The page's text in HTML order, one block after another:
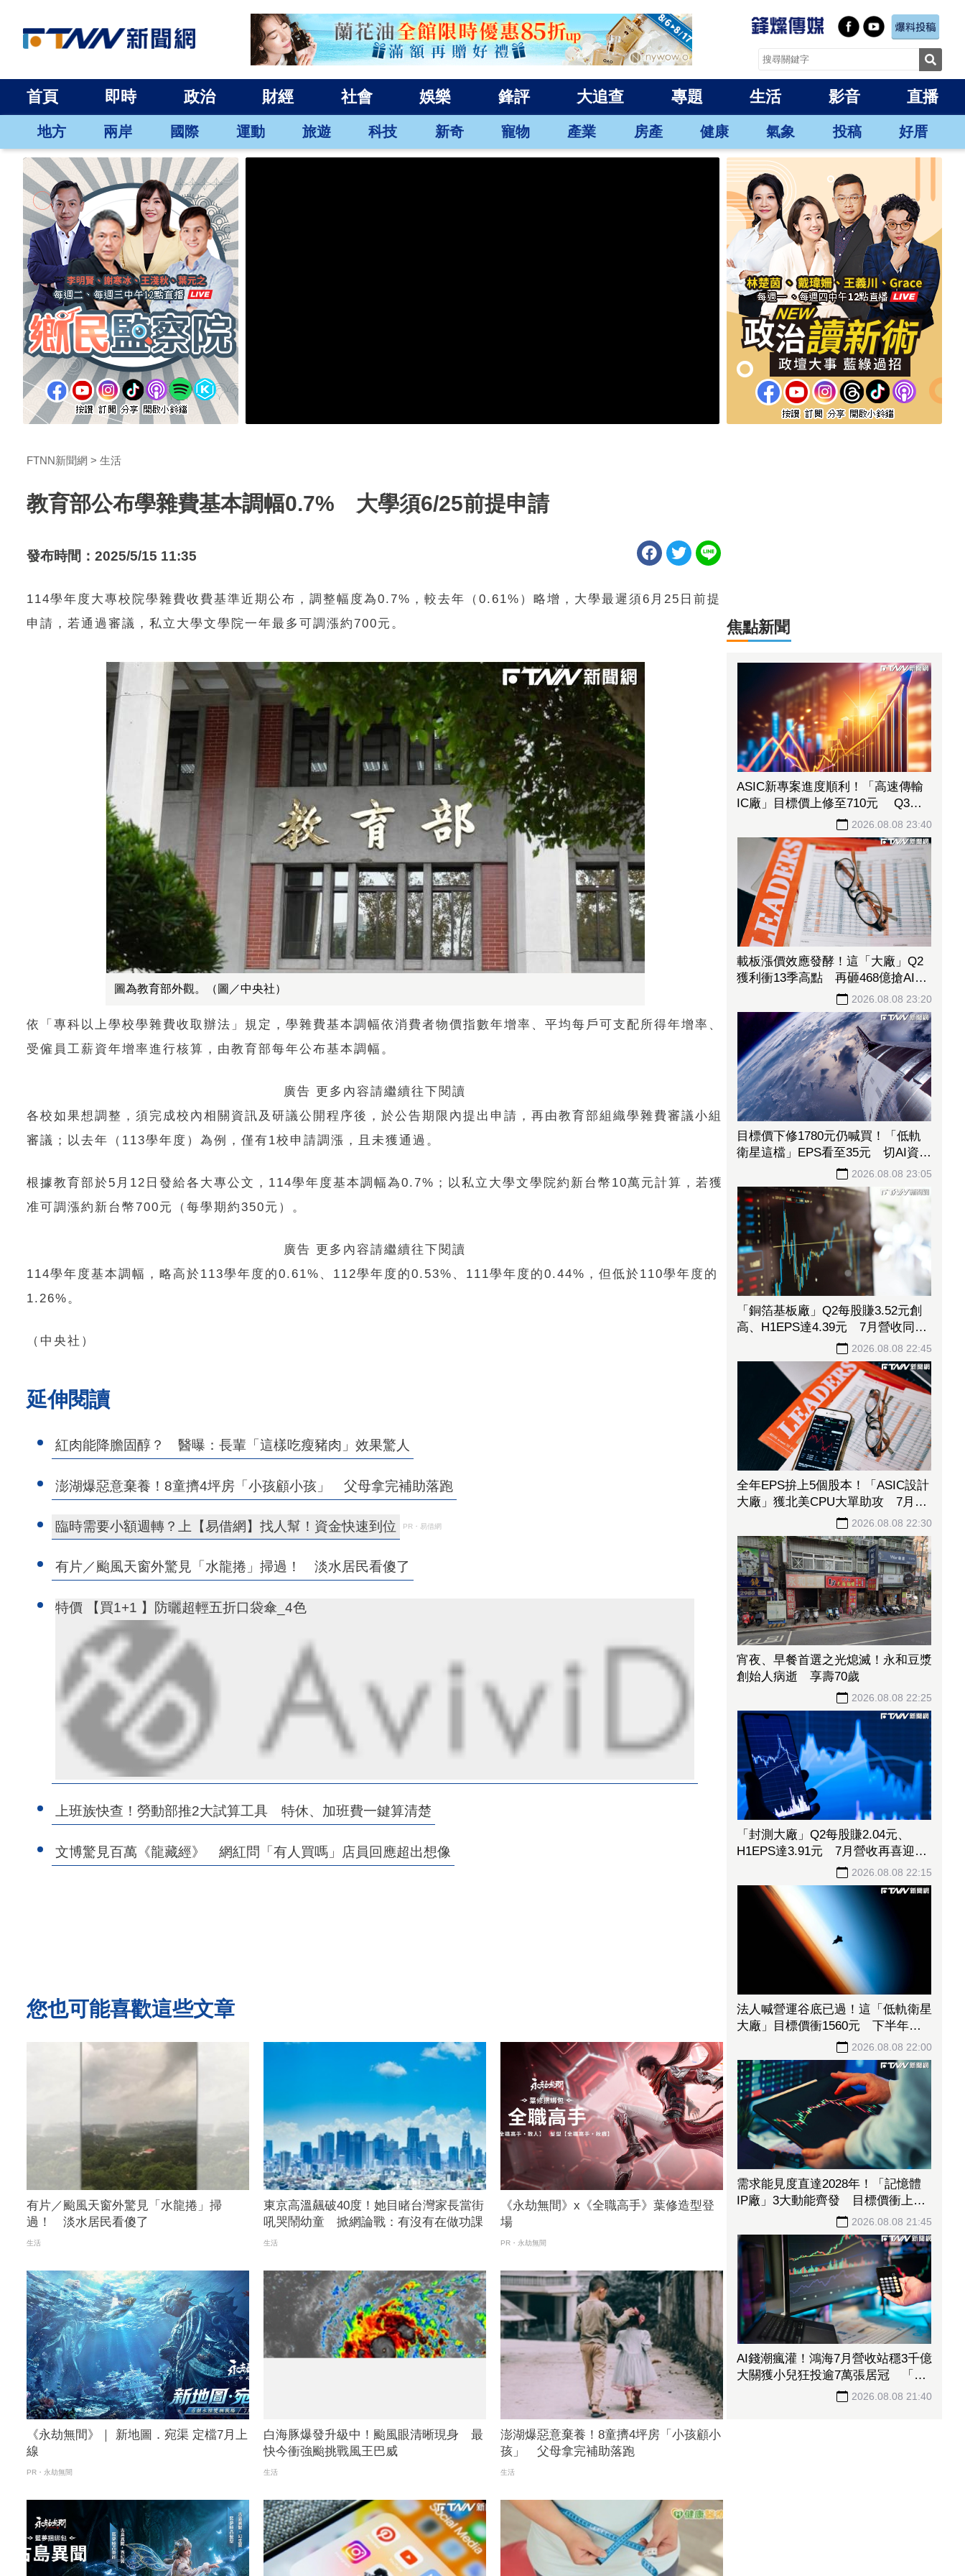
首頁 即時 政治 財經 社會 娛樂 鋒評 大追查 專題 生活 影音 直播
地方 兩岸 國際 運動 旅遊 科技 新奇 寵物 產業 房產 健康 氣象 投稿 好厝
FTNN新聞網 生活
教育部公布學雜費基本調幅0.7% 大學須6/25前提申請
發布時間：2025/5/15 11:35
114學年度大專校院學雜費收費基準近期公布，調整幅度為0.7%，較去年（0.61%）略增，大學最遲須6月25日前提
申請，若通過審議，私立大學文學院一年最多可調漲約700元。
圖為教育部外觀。（圖／中央社）
依「專科以上學校學雜費收取辦法」規定，學雜費基本調幅依消費者物價指數年增率、平均每戶可支配所得年增率、
受僱員工薪資年增率進行核算，由教育部每年公布基本調幅。
廣告 更多內容請繼續往下閱讀
各校如果想調整，須完成校內相關資訊及研議公開程序後，於公告期限內提出申請，再由教育部組織學雜費審議小組
審議；以去年（113學年度）為例，僅有1校申請調漲，且未獲通過。
根據教育部於5月12日發給各大專公文，114學年度基本調幅為0.7%；以私立大學文學院約新台幣10萬元計算，若獲
准可調漲約新台幣700元（每學期約350元）。
廣告 更多內容請繼續往下閱讀
114學年度基本調幅，略高於113學年度的0.61%、112學年度的0.53%、111學年度的0.44%，但低於110學年度的
1.26%。
（中央社）
延伸閱讀
紅肉能降膽固醇？ 醫曝：長輩「這樣吃瘦豬肉」效果驚人
澎湖爆惡意棄養！8童擠4坪房「小孩顧小孩」 父母拿完補助落跑
臨時需要小額週轉？上【易借網】找人幫！資金快速到位 PR・易借網
有片／颱風天窗外驚見「水龍捲」掃過！ 淡水居民看傻了
特價 【買1+1 】防曬超輕五折口袋傘_4色
上班族快查！勞動部推2大試算工具 特休、加班費一鍵算清楚
文博驚見百萬《龍藏經》 網紅問「有人買嗎」店員回應超出想像
您也可能喜歡這些文章
有片／颱風天窗外驚見「水龍捲」掃
過！ 淡水居民看傻了
生活
東京高溫飆破40度！她目睹台灣家長當街
吼哭鬧幼童 掀網論戰：有沒有在做功課
生活
《永劫無間》x《全職高手》葉修造型登
場
PR・永劫無間
《永劫無間》｜ 新地圖．宛渠 定檔7月上
線
PR・永劫無間
白海豚爆發升級中！颱風眼清晰現身 最
快今衝強颱挑戰風王巴威
生活
澎湖爆惡意棄養！8童擠4坪房「小孩顧小
孩」 父母拿完補助落跑
生活
焦點新聞
ASIC新專案進度順利！「高速傳輸
IC廠」目標價上修至710元 Q3蓄
2026.08.08 23:40
載板漲價效應發酵！這「大廠」Q2
獲利衝13季高點 再砸468億搶AI商
2026.08.08 23:20
目標價下修1780元仍喊買！「低軌
衛星這檔」EPS看至35元 切AI資料
中心市場猛添營運動能2026.08.08 23:05
「銅箔基板廠」Q2每股賺3.52元創
高、H1EPS達4.39元 7月營收同締
新猷、年增96.88%
2026.08.08 22:45
全年EPS拚上5個股本！「ASIC設計
大廠」獲北美CPU大單助攻 7月營
2026.08.08 22:30
宵夜、早餐首選之光熄滅！永和豆漿
創始人病逝 享壽70歲
2026.08.08 22:25
「封測大廠」Q2每股賺2.04元、
H1EPS達3.91元 7月營收再喜迎年
2026.08.08 22:15
法人喊營運谷底已過！這「低軌衛星
大廠」目標價衝1560元 下半年出
貨回溫、營收估成長20%2026.08.08 22:00
需求能見度直達2028年！「記憶體
IP廠」3大動能齊發 目標價衝上
2026.08.08 21:45
AI錢潮瘋灌！鴻海7月營收站穩3千億
大關獲小兒狂投逾7萬張居冠 「這
檔」單月營收首跨9千億、法說前夕
2026.08.08 21:40